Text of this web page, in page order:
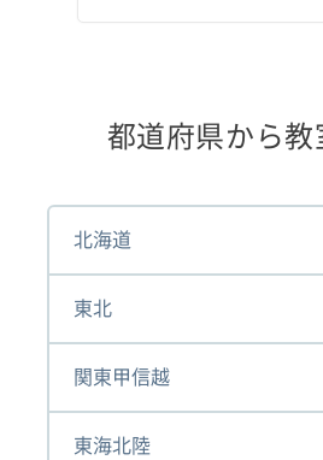
都道府県から教
北海道
東北
関東甲信越
東海北陸